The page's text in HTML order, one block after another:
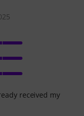
received my